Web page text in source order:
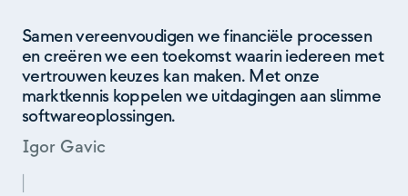
Samen vereenvoudigen we financiële processen
en creëren we een toekomst waarin iedereen met
vertrouwen keuzes kan maken. Met onze
marktkennis koppelen we uitdagingen aan slimme
softwareoplossingen.
Igor Gavic